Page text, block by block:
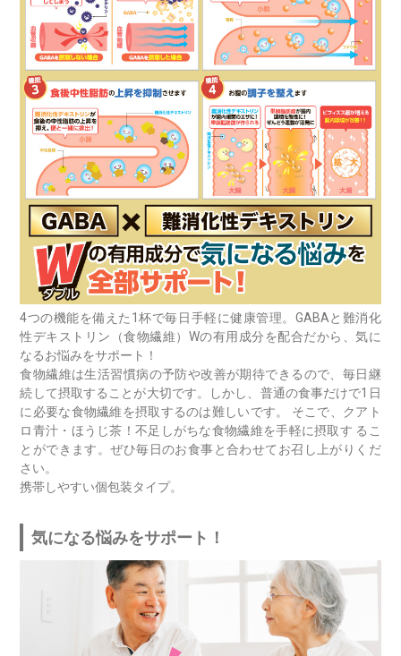
4つの機能を備えた1杯で毎日手軽に健康管理。GABAと難消化
性デキストリン（食物繊維）Wの有用成分を配合だから、気に
なるお悩みをサポート！
食物繊維は生活習慣病の予防や改善が期待できるので、毎日継
続して摂取することが大切です。しかし、普通の食事だけで1日
に必要な食物繊維を摂取するのは難しいです。 そこで、クアト
ロ青汁・ほうじ茶！不足しがちな食物繊維を手軽に摂取す るこ
とができます。ぜひ毎日のお食事と合わせてお召し上がりくだ
さい。
携帯しやすい個包装タイプ。
気になる悩みをサポート！